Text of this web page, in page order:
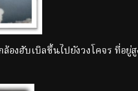
บเบิลขึ้นไปยังวงโคจร ที่อยู่สู